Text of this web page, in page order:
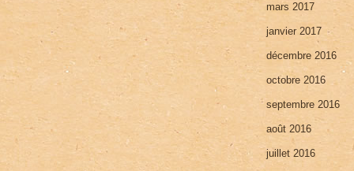
mars 2017
janvier 2017
décembre 2016
octobre 2016
septembre 2016
août 2016
juillet 2016